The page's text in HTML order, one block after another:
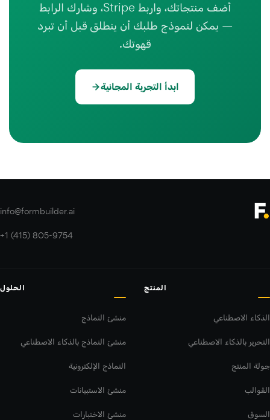
أضف منتجاتك، واربط Stripe، وشارك الرابط
— يمكن لنموذج طلبك أن ينطلق قبل أن تبرد
قهوتك.
ابدأ التجربة المجانية
info@formbuilder.ai
+1 (415) 805-9754
المنتج
الذكاء الاصطناعي
التحرير بالذكاء الاصطناعي
جولة المنتج
القوالب
السوق
الحلول
منشئ النماذج
منشئ النماذج بالذكاء الاصطناعي
النماذج الإلكترونية
منشئ الاستبيانات
منشئ الاختبارات